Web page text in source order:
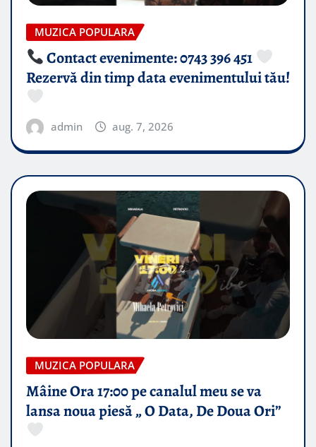
MUZICA POPULARA
Contact evenimente: 0743 396 451
Rezervă din timp data evenimentului tău!
admin aug. 7, 2026
MUZICA POPULARA
Mâine Ora 17:00 pe canalul meu se va
lansa noua piesă „ O Data, De Doua Ori”